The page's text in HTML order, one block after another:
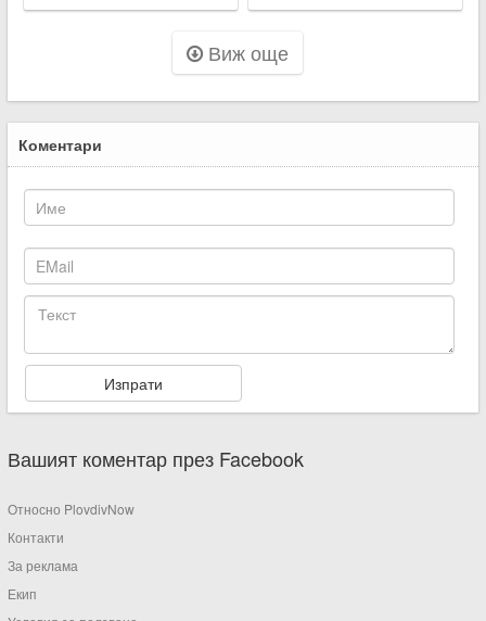
Виж още
Коментари
Вашият коментар през Facebook
Относно PlovdivNow
Контакти
За реклама
Екип